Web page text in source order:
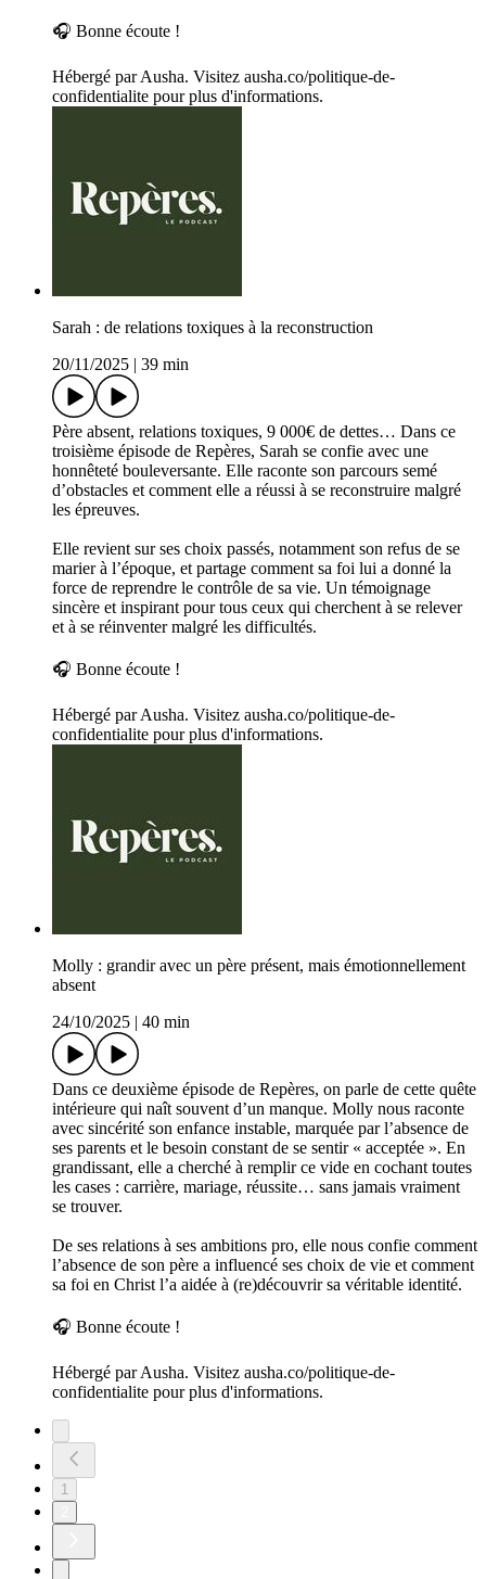
🎧 Bonne écoute !
Hébergé par Ausha. Visitez ausha.co/politique-de-
confidentialite pour plus d'informations.
Sarah : de relations toxiques à la reconstruction
20/11/2025
39 min
Père absent, relations toxiques, 9 000€ de dettes… Dans ce
troisième épisode de Repères, Sarah se confie avec une
honnêteté bouleversante. Elle raconte son parcours semé
d’obstacles et comment elle a réussi à se reconstruire malgré
les épreuves.
Elle revient sur ses choix passés, notamment son refus de se
marier à l’époque, et partage comment sa foi lui a donné la
force de reprendre le contrôle de sa vie. Un témoignage
sincère et inspirant pour tous ceux qui cherchent à se relever
et à se réinventer malgré les difficultés.
🎧 Bonne écoute !
Hébergé par Ausha. Visitez ausha.co/politique-de-
confidentialite pour plus d'informations.
Molly : grandir avec un père présent, mais émotionnellement
absent
24/10/2025
40 min
Dans ce deuxième épisode de Repères, on parle de cette quête
intérieure qui naît souvent d’un manque. Molly nous raconte
avec sincérité son enfance instable, marquée par l’absence de
ses parents et le besoin constant de se sentir « acceptée ». En
grandissant, elle a cherché à remplir ce vide en cochant toutes
les cases : carrière, mariage, réussite… sans jamais vraiment
se trouver.
De ses relations à ses ambitions pro, elle nous confie comment
l’absence de son père a influencé ses choix de vie et comment
sa foi en Christ l’a aidée à (re)découvrir sa véritable identité.
🎧 Bonne écoute !
Hébergé par Ausha. Visitez ausha.co/politique-de-
confidentialite pour plus d'informations.
1